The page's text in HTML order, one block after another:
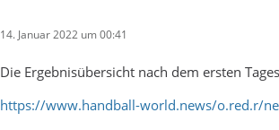
14. Januar 2022 um 00:41
Die Ergebnisübersicht nach dem ersten
https://www.handball-world.news/o.red.r/